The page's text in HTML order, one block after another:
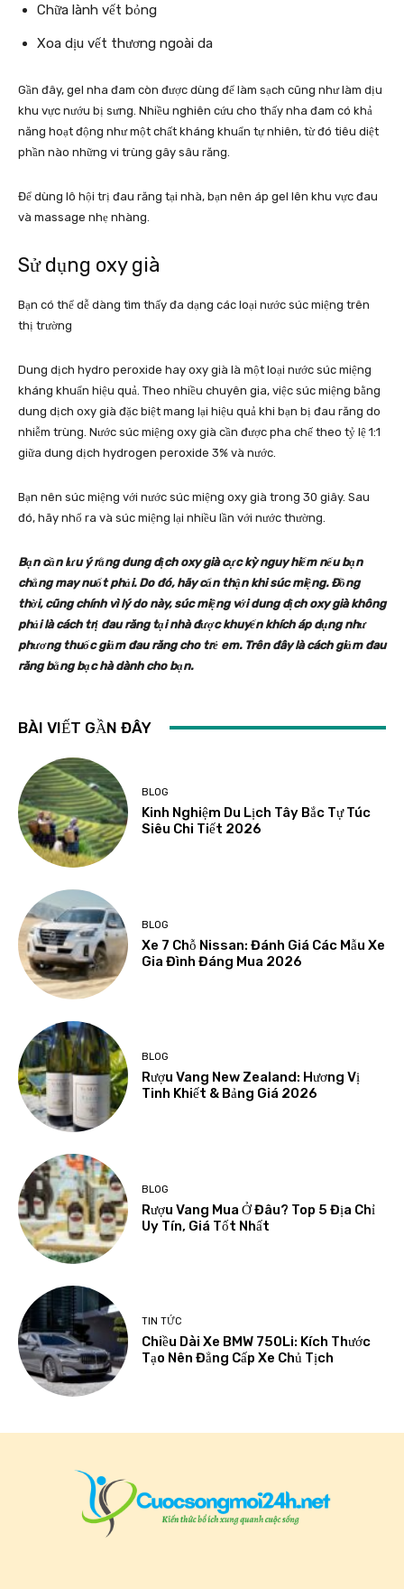
Chữa lành vết bỏng
Xoa dịu vết thương ngoài da
Gần đây, gel nha đam còn được dùng để làm sạch cũng như làm dịu
khu vực nướu bị sưng. Nhiều nghiên cứu cho thấy nha đam có khả
năng hoạt động như một chất kháng khuẩn tự nhiên, từ đó tiêu diệt
phần nào những vi trùng gây sâu răng.
Để dùng lô hội trị đau răng tại nhà, bạn nên áp gel lên khu vực đau
và massage nhẹ nhàng.
Sử dụng oxy già
Bạn có thể dễ dàng tìm thấy đa dạng các loại nước súc miệng trên
thị trường
Dung dịch hydro peroxide hay oxy già là một loại nước súc miệng
kháng khuẩn hiệu quả. Theo nhiều chuyên gia, việc súc miệng bằng
dung dịch oxy già đặc biệt mang lại hiệu quả khi bạn bị đau răng do
nhiễm trùng. Nước súc miệng oxy già cần được pha chế theo tỷ lệ 1:1
giữa dung dịch hydrogen peroxide 3% và nước.
Bạn nên súc miệng với nước súc miệng oxy già trong 30 giây. Sau
đó, hãy nhổ ra và súc miệng lại nhiều lần với nước thường.
Bạn cần lưu ý rằng dung dịch oxy già cực kỳ nguy hiểm nếu bạn
chẳng may nuốt phải. Do đó, hãy cẩn thận khi súc miệng. Đồng
thời, cũng chính vì lý do này, súc miệng với dung dịch oxy già không
phải là cách trị đau răng tại nhà được khuyến khích áp dụng như
phương thuốc giảm đau răng cho trẻ em. Trên đây là cách giảm đau
răng bằng bạc hà dành cho bạn.
BÀI VIẾT GẦN ĐÂY
BLOG
Kinh Nghiệm Du Lịch Tây Bắc Tự Túc
Siêu Chi Tiết 2026
BLOG
Xe 7 Chỗ Nissan: Đánh Giá Các Mẫu Xe
Gia Đình Đáng Mua 2026
BLOG
Rượu Vang New Zealand: Hương Vị
Tinh Khiết & Bảng Giá 2026
BLOG
Rượu Vang Mua Ở Đâu? Top 5 Địa Chỉ
Uy Tín, Giá Tốt Nhất
TIN TỨC
Chiều Dài Xe BMW 750Li: Kích Thước
Tạo Nên Đẳng Cấp Xe Chủ Tịch